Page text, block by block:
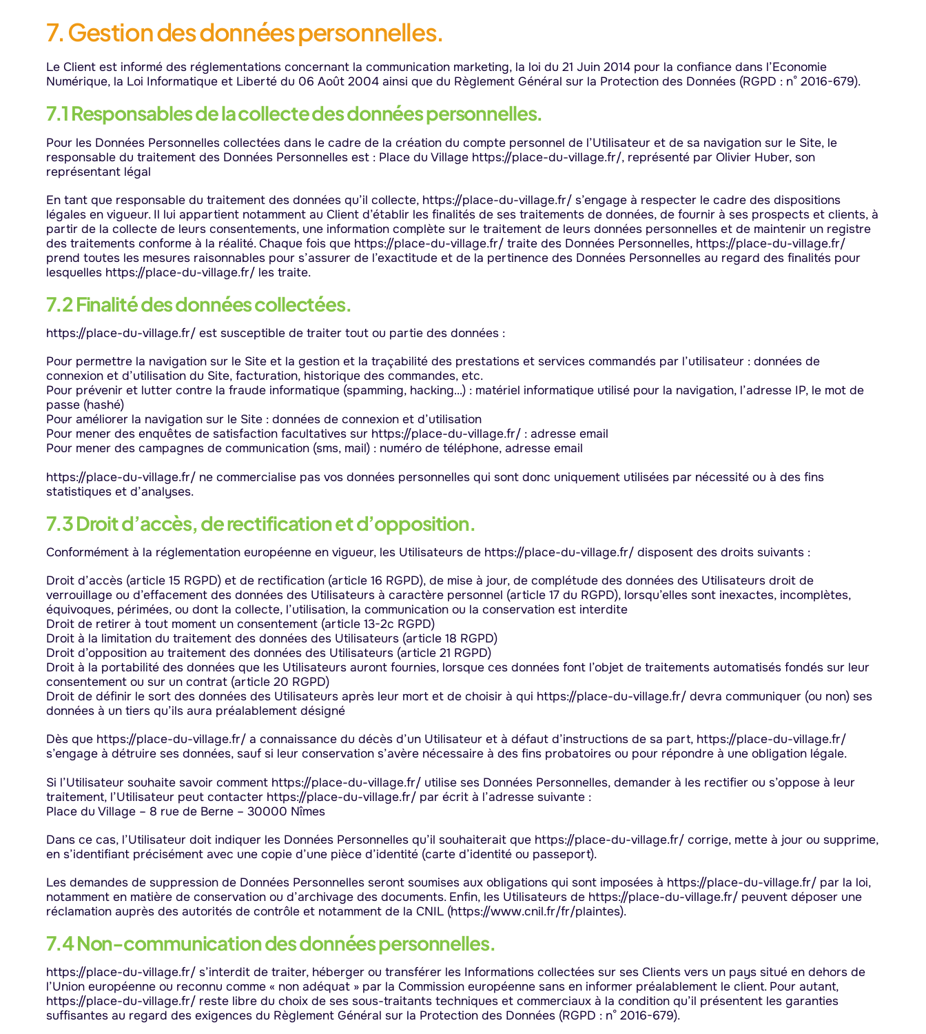
7. Gestion des données personnelles.
Le Client est informé des réglementations concernant la communication marketing, la loi du 21 Juin 2014 pour la confiance dans l’Economie
Numérique, la Loi Informatique et Liberté du 06 Août 2004 ainsi que du Règlement Général sur la Protection des Données (RGPD : n° 2016-679).
7.1 Responsables de la collecte des données personnelles.
Pour les Données Personnelles collectées dans le cadre de la création du compte personnel de l’Utilisateur et de sa navigation sur le Site, le
responsable du traitement des Données Personnelles est : Place du Village https://place-du-village.fr/, représenté par Olivier Huber, son
représentant légal
En tant que responsable du traitement des données qu’il collecte, https://place-du-village.fr/ s’engage à respecter le cadre des dispositions
légales en vigueur. Il lui appartient notamment au Client d’établir les finalités de ses traitements de données, de fournir à ses prospects et clients, à
partir de la collecte de leurs consentements, une information complète sur le traitement de leurs données personnelles et de maintenir un registre
des traitements conforme à la réalité. Chaque fois que https://place-du-village.fr/ traite des Données Personnelles, https://place-du-village.fr/
prend toutes les mesures raisonnables pour s’assurer de l’exactitude et de la pertinence des Données Personnelles au regard des finalités pour
lesquelles https://place-du-village.fr/ les traite.
7.2 Finalité des données collectées.
https://place-du-village.fr/ est susceptible de traiter tout ou partie des données :
Pour permettre la navigation sur le Site et la gestion et la traçabilité des prestations et services commandés par l’utilisateur : données de
connexion et d’utilisation du Site, facturation, historique des commandes, etc.
Pour prévenir et lutter contre la fraude informatique (spamming, hacking…) : matériel informatique utilisé pour la navigation, l’adresse IP, le mot de
passe (hashé)
Pour améliorer la navigation sur le Site : données de connexion et d’utilisation
Pour mener des enquêtes de satisfaction facultatives sur https://place-du-village.fr/ : adresse email
Pour mener des campagnes de communication (sms, mail) : numéro de téléphone, adresse email
https://place-du-village.fr/ ne commercialise pas vos données personnelles qui sont donc uniquement utilisées par nécessité ou à des fins
statistiques et d’analyses.
7.3 Droit d’accès, de rectification et d’opposition.
Conformément à la réglementation européenne en vigueur, les Utilisateurs de https://place-du-village.fr/ disposent des droits suivants :
Droit d’accès (article 15 RGPD) et de rectification (article 16 RGPD), de mise à jour, de complétude des données des Utilisateurs droit de
verrouillage ou d’effacement des données des Utilisateurs à caractère personnel (article 17 du RGPD), lorsqu’elles sont inexactes, incomplètes,
équivoques, périmées, ou dont la collecte, l’utilisation, la communication ou la conservation est interdite
Droit de retirer à tout moment un consentement (article 13-2c RGPD)
Droit à la limitation du traitement des données des Utilisateurs (article 18 RGPD)
Droit d’opposition au traitement des données des Utilisateurs (article 21 RGPD)
Droit à la portabilité des données que les Utilisateurs auront fournies, lorsque ces données font l’objet de traitements automatisés fondés sur leur
consentement ou sur un contrat (article 20 RGPD)
Droit de définir le sort des données des Utilisateurs après leur mort et de choisir à qui https://place-du-village.fr/ devra communiquer (ou non) ses
données à un tiers qu’ils aura préalablement désigné
Dès que https://place-du-village.fr/ a connaissance du décès d’un Utilisateur et à défaut d’instructions de sa part, https://place-du-village.fr/
s’engage à détruire ses données, sauf si leur conservation s’avère nécessaire à des fins probatoires ou pour répondre à une obligation légale.
Si l’Utilisateur souhaite savoir comment https://place-du-village.fr/ utilise ses Données Personnelles, demander à les rectifier ou s’oppose à leur
traitement, l’Utilisateur peut contacter https://place-du-village.fr/ par écrit à l’adresse suivante :
Place du Village – 8 rue de Berne – 30000 Nîmes
Dans ce cas, l’Utilisateur doit indiquer les Données Personnelles qu’il souhaiterait que https://place-du-village.fr/ corrige, mette à jour ou supprime,
en s’identifiant précisément avec une copie d’une pièce d’identité (carte d’identité ou passeport).
Les demandes de suppression de Données Personnelles seront soumises aux obligations qui sont imposées à https://place-du-village.fr/ par la loi,
notamment en matière de conservation ou d’archivage des documents. Enfin, les Utilisateurs de https://place-du-village.fr/ peuvent déposer une
réclamation auprès des autorités de contrôle et notamment de la CNIL (https://www.cnil.fr/fr/plaintes).
7.4 Non-communication des données personnelles.
https://place-du-village.fr/ s’interdit de traiter, héberger ou transférer les Informations collectées sur ses Clients vers un pays situé en dehors de
l’Union européenne ou reconnu comme « non adéquat » par la Commission européenne sans en informer préalablement le client. Pour autant,
https://place-du-village.fr/ reste libre du choix de ses sous-traitants techniques et commerciaux à la condition qu’il présentent les garanties
suffisantes au regard des exigences du Règlement Général sur la Protection des Données (RGPD : n° 2016-679).